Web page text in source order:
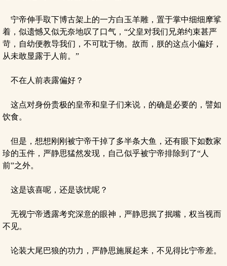
宁帝伸手取下博古架上的一方白玉羊雕，置于掌中细细摩挲
着，似遗憾又似无奈地叹了口气，“父皇对我们兄弟约束甚严
苛，自幼便教导我们，不可耽于物。故而，朕的这点小偏好，
从未敢显露于人前。”
不在人前表露偏好？
这点对身份贵极的皇帝和皇子们来说，的确是必要的，譬如
饮食。
但是，想想刚刚被宁帝干掉了多半条大鱼，还有眼下如数家
珍的玉件，严静思猛然发现，自己似乎被宁帝排除到了“人
前”之外。
这是该喜呢，还是该忧呢？
无视宁帝透露考究深意的眼神，严静思抿了抿嘴，权当视而
不见。
论装大尾巴狼的功力，严静思施展起来，不见得比宁帝差。